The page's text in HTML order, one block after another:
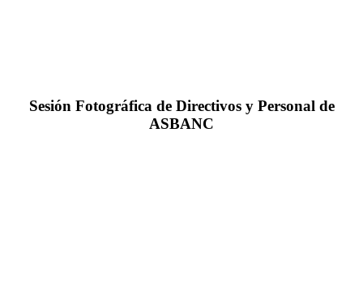
Sesión Fotográfica de Directivos y Personal de
ASBANC